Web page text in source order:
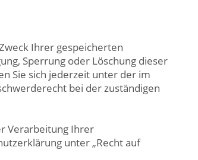
Ihrer gespeicherten
Sperrung oder Löschung dieser
Sie sich jederzeit unter der im
bei der zuständigen
Verarbeitung Ihrer
unter „Recht auf